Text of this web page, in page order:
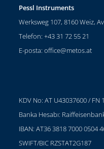
Pessl Instruments
Werksweg 107, 8160 Weiz,
Telefon: +43 31 72 55 21
E-posta:office@metos.at
KDV No: AT U43037600 / FN
Banka Hesabı:
IBAN: AT36 3818 7000 0504
SWIFT/BIC RZSTAT2G187